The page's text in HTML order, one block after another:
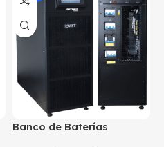
Banco de Baterías